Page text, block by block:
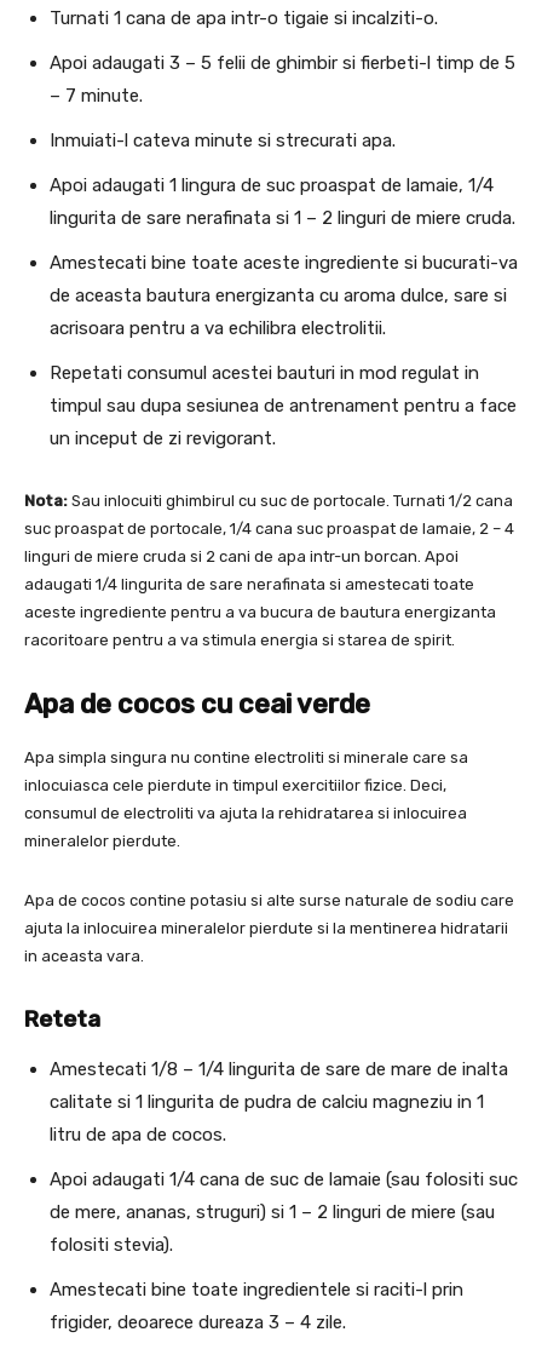
Turnati 1 cana de apa intr-o tigaie si incalziti-o.
Apoi adaugati 3 – 5 felii de ghimbir si fierbeti-l timp de 5
– 7 minute.
Inmuiati-l cateva minute si strecurati apa.
Apoi adaugati 1 lingura de suc proaspat de lamaie, 1/4
lingurita de sare nerafinata si 1 – 2 linguri de miere cruda.
Amestecati bine toate aceste ingrediente si bucurati-va
de aceasta bautura energizanta cu aroma dulce, sare si
acrisoara pentru a va echilibra electrolitii.
Repetati consumul acestei bauturi in mod regulat in
timpul sau dupa sesiunea de antrenament pentru a face
un inceput de zi revigorant.
Nota: Sau inlocuiti ghimbirul cu suc de portocale. Turnati 1/2 cana
suc proaspat de portocale, 1/4 cana suc proaspat de lamaie, 2 – 4
linguri de miere cruda si 2 cani de apa intr-un borcan. Apoi
adaugati 1/4 lingurita de sare nerafinata si amestecati toate
aceste ingrediente pentru a va bucura de bautura energizanta
racoritoare pentru a va stimula energia si starea de spirit.
Apa de cocos cu ceai verde
Apa simpla singura nu contine electroliti si minerale care sa
inlocuiasca cele pierdute in timpul exercitiilor fizice. Deci,
consumul de electroliti va ajuta la rehidratarea si inlocuirea
mineralelor pierdute.
Apa de cocos contine potasiu si alte surse naturale de sodiu care
ajuta la inlocuirea mineralelor pierdute si la mentinerea hidratarii
in aceasta vara.
Reteta
Amestecati 1/8 – 1/4 lingurita de sare de mare de inalta
calitate si 1 lingurita de pudra de calciu magneziu in 1
litru de apa de cocos.
Apoi adaugati 1/4 cana de suc de lamaie (sau folositi suc
de mere, ananas, struguri) si 1 – 2 linguri de miere (sau
folositi stevia).
Amestecati bine toate ingredientele si raciti-l prin
frigider, deoarece dureaza 3 – 4 zile.